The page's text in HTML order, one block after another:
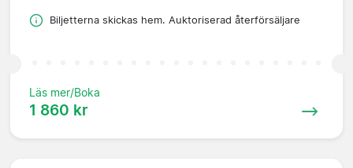
Biljetterna skickas hem. Auktoriserad återförsäljare
Läs mer/Boka
1 860 kr